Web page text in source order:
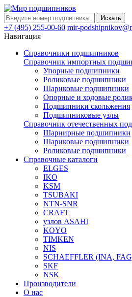
Искать
+7 (495) 255-00-60 mir-
Навигация
Справочники подшипников
Справочник импортных
Упорные подшипники
Роликовые подшипники
Шариковые подшипники
Опорные и ходовые
Подшипники скольжения
Подшипниковые узлы
Справочник отечественных
Шарнирные подшипники
Шариковые подшипники
Роликовые подшипники
Справочные каталоги
ELGES
IKO
KSM
TSUBAKI
NTN-SNR
CRAFT
узлов ASAHI
KOYO
TIMKEN
NIS
SCHAEFFLER (INA,
SKF
NSK
Производители
О нас